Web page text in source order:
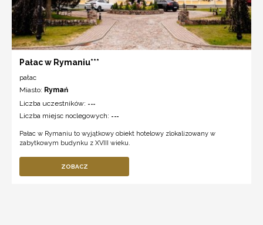
Pałac w Rymaniu***
pałac
Miasto: Rymań
Liczba uczestników: ---
Liczba miejsc noclegowych: ---
Pałac w Rymaniu to wyjątkowy obiekt hotelowy zlokalizowany w
zabytkowym budynku z XVIII wieku.
ZOBACZ